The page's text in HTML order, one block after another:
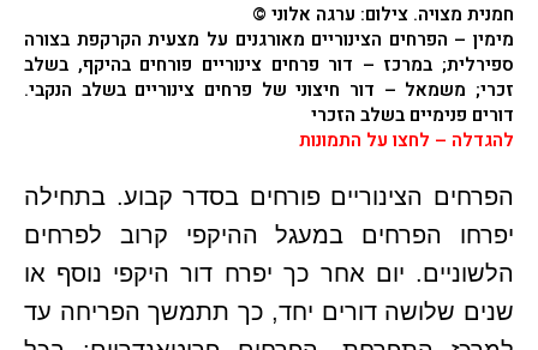
חמנית מצויה. צילום: ערגה אלוני ©
מימין – הפרחים הצינוריים מאורגנים על מצעית הקרקפת בצורה
ספירלית; במרכז – דור פרחים צינוריים פורחים בהיקף, בשלב
זכרי; משמאל – דור חיצוני של פרחים צינוריים בשלב הנקבי.
דורים פנימיים בשלב הזכרי
להגדלה – לחצו על התמונות
הפרחים הצינוריים פורחים בסדר קבוע. בתחילה
יפרחו הפרחים במעגל ההיקפי קרוב לפרחים
הלשוניים. יום אחר כך יפרח דור היקפי נוסף או
שנים שלושה דורים יחד, כך תתמשך הפריחה עד